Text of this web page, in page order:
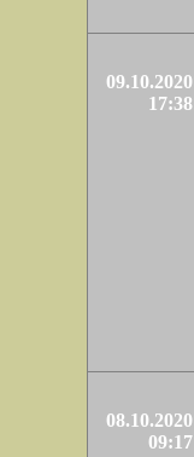
09.10.2020
17:38
08.10.2020
09:17